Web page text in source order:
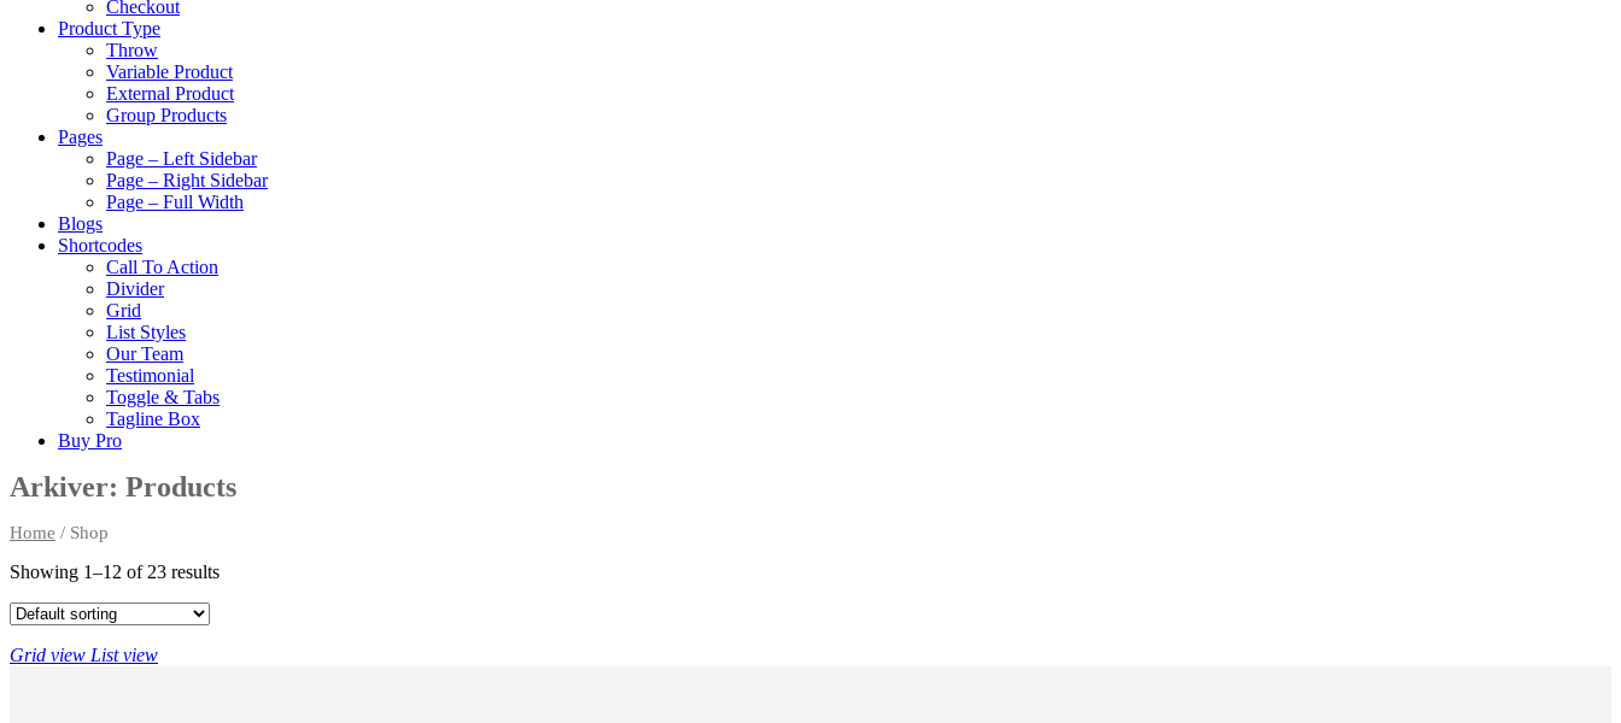
Checkout
Product Type
Throw
Variable Product
External Product
Group Products
Pages
Page – Left Sidebar
Page – Right Sidebar
Page – Full Width
Blogs
Shortcodes
Call To Action
Divider
Grid
List Styles
Our Team
Testimonial
Toggle & Tabs
Tagline Box
Buy Pro
Arkiver: Products
Home / Shop
Showing 1–12 of 23 results
Grid view List view